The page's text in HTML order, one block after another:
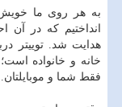
به هر روی ما خویش
انداختیم که در آن
هدایت شد. توییتر
خانه و خانواده
فقط شما و موبایلتان.